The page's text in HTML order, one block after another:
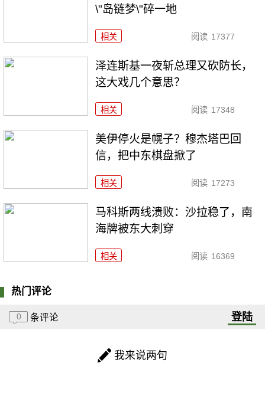
\"岛链梦\"碎一地
相关 阅读 17377
泽连斯基一夜斩总理又砍防长，
这大戏几个意思？
相关 阅读 17348
美伊停火是幌子？穆杰塔巴回
信，把中东棋盘掀了
相关 阅读 17273
马科斯两线溃败：沙拉稳了，南
海牌被东大刺穿
相关 阅读 16369
热门评论
0 条评论 登陆
我来说两句